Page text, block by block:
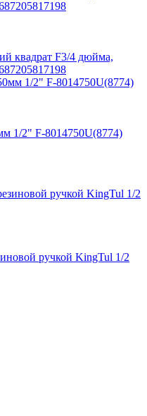
квадрат F3/4 дюйма,
1/2" F-8014750U(8774)
ручкой KingTul 1/2